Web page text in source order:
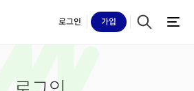
로그인 가입